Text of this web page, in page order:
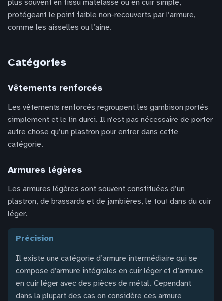
plus souvent en tissu matelassé ou en cuir simple,
protégeant le point faible non-recouverts par l’armure,
comme les aisselles ou l’aine.
Catégories
Vêtements renforcés
Les vêtements renforcés regroupent les gambison portés
simplement et le lin durci. Il n’est pas nécessaire de porter
autre chose qu’un plastron pour entrer dans cette
catégorie.
Armures légères
Les armures légères sont souvent constituées d’un
plastron, de brassards et de jambières, le tout dans du cuir
léger.
précision
Il existe une catégorie d’armure intermédiaire qui se
compose d’armure intégrales en cuir léger et d’armure
en cuir léger avec des pièces de métal. Cependant
dans la plupart des cas on considère ces armure